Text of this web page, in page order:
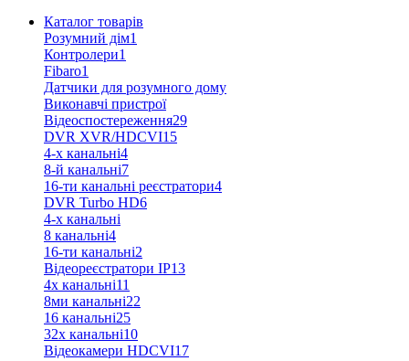
Каталог товарів
Розумний дім1
Контролери1
Fibaro1
Датчики для розумного дому
Виконавчі пристрої
Відеоспостереження29
DVR XVR/HDCVI15
4-x канальні4
8-й канальні7
16-ти канальні реєстратори4
DVR Turbo HD6
4-х канальні
8 канальні4
16-ти канальні2
Відеореєстратори IP13
4х канальні11
8ми канальні22
16 канальні25
32x канальні10
Відеокамери HDCVI17